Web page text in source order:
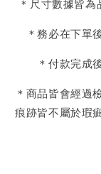
＊尺寸數據皆
＊務必在下單
＊付款完成
＊商品皆會經過
痕跡皆不屬於瑕